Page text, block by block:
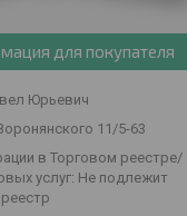
для покупателя
Юрьевич
11/5-63
в Торговом реестре/
услуг: Не подлежит